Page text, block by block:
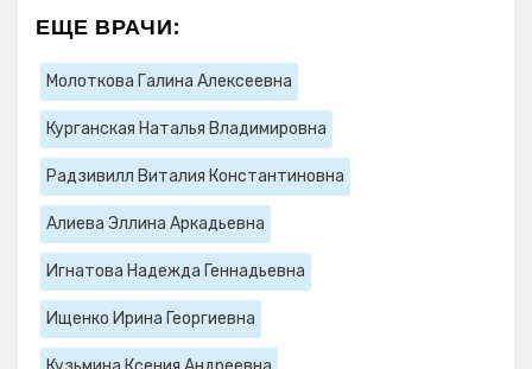
ЕЩЕ ВРАЧИ:
Молоткова Галина Алексеевна
Курганская Наталья Владимировна
Радзивилл Виталия Константиновна
Алиева Эллина Аркадьевна
Игнатова Надежда Геннадьевна
Ищенко Ирина Георгиевна